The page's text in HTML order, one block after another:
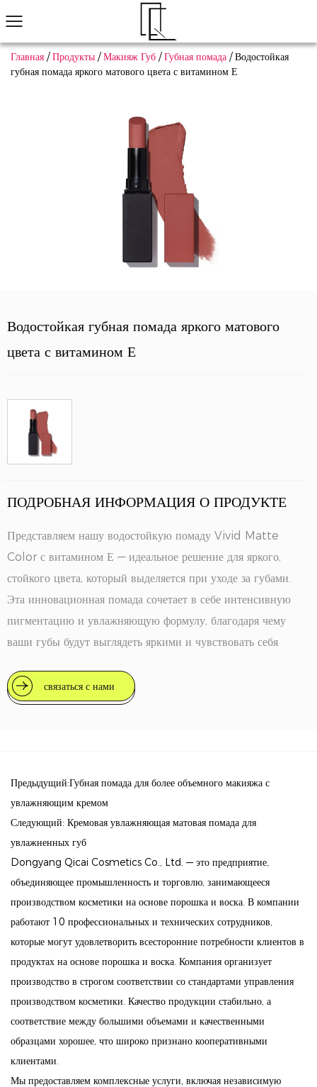
Главная /Продукты /Макияж Губ /Губная помада /Водостойкая
губная помада яркого матового цвета с витамином Е
Водостойкая губная помада яркого матового
цвета с витамином Е
ПОДРОБНАЯ ИНФОРМАЦИЯ О ПРОДУКТЕ
Представляем нашу водостойкую помаду Vivid Matte
Color с витамином Е — идеальное решение для яркого,
стойкого цвета, который выделяется при уходе за губами.
Эта инновационная помада сочетает в себе интенсивную
пигментацию и увлажняющую формулу, благодаря чему
ваши губы будут выглядеть яркими и чувствовать себя
Ключевые особенности
того, чтобы цвет оставался на губах именно там, где вы
хотите.
Насыщенный, непрозрачный цвет одним движением:
испытайте мощную смесь пигментов, которая обеспечивает
яркий матовый цвет всего за один слой. Попрощайтесь с
многочисленными приложениями и получите потрясающий
вид губ с минимальными усилиями.
Интегрированный праймер двойного действия: эта помада
имеет встроенный праймер, который не только увеличивает
время ношения, но и предотвращает передачу цвета.
Праймер помогает разгладить губы, обеспечивая
безупречную основу для яркого цвета, который прекрасно
держится.
Питательный настой витамина Е: эта помада, насыщенная
связаться с нами
Предыдущий:Губная помада для более объемного макияжа с
увлажняющим кремом
Следующий: Кремовая увлажняющая матовая помада для
увлажненных губ
Dongyang Qicai Cosmetics Co., Ltd. — это предприятие,
объединяющее промышленность и торговлю, занимающееся
производством косметики на основе порошка и воска. В компании
работают 10 профессиональных и технических сотрудников,
которые могут удовлетворить всесторонние потребности клиентов в
продуктах на основе порошка и воска. Компания организует
производство в строгом соответствии со стандартами управления
производством косметики. Качество продукции стабильно, а
соответствие между большими объемами и качественными
образцами хорошее, что широко признано кооперативными
клиентами.
Мы предоставляем комплексные услуги, включая независимую